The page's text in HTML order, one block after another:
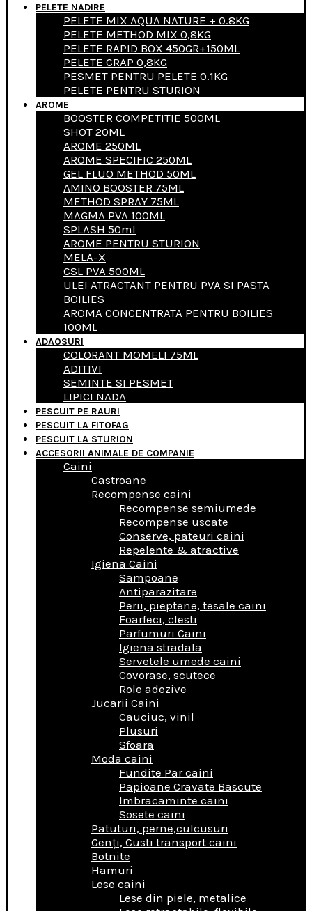
PELETE NADIRE
PELETE MIX AQUA NATURE + 0.8KG
PELETE METHOD MIX 0,8KG
PELETE RAPID BOX 450GR+150ML
PELETE CRAP 0,8KG
PESMET PENTRU PELETE 0.1KG
PELETE PENTRU STURION
AROME
BOOSTER COMPETITIE 500ML
SHOT 20ML
AROME 250ML
AROME SPECIFIC 250ML
GEL FLUO METHOD 50ML
AMINO BOOSTER 75ML
METHOD SPRAY 75ML
MAGMA PVA 100ML
SPLASH 50ml
AROME PENTRU STURION
MELA-X
CSL PVA 500ML
ULEI ATRACTANT PENTRU PVA SI PASTA
BOILIES
AROMA CONCENTRATA PENTRU BOILIES
100ML
ADAOSURI
COLORANT MOMELI 75ML
ADITIVI
SEMINTE SI PESMET
LIPICI NADA
PESCUIT PE RAURI
PESCUIT LA FITOFAG
PESCUIT LA STURION
ACCESORII ANIMALE DE COMPANIE
Caini
Castroane
Recompense caini
Recompense semiumede
Recompense uscate
Conserve, pateuri caini
Repelente & atractive
Igiena Caini
Sampoane
Antiparazitare
Perii, pieptene, tesale caini
Foarfeci, clesti
Parfumuri Caini
Igiena stradala
Servetele umede caini
Covorase, scutece
Role adezive
Jucarii Caini
Cauciuc, vinil
Plusuri
Sfoara
Moda caini
Fundite Par caini
Papioane Cravate Bascute
Imbracaminte caini
Sosete caini
Patuturi, perne,culcusuri
Genţi, Custi transport caini
Botnite
Hamuri
Lese caini
Lese din piele, metalice